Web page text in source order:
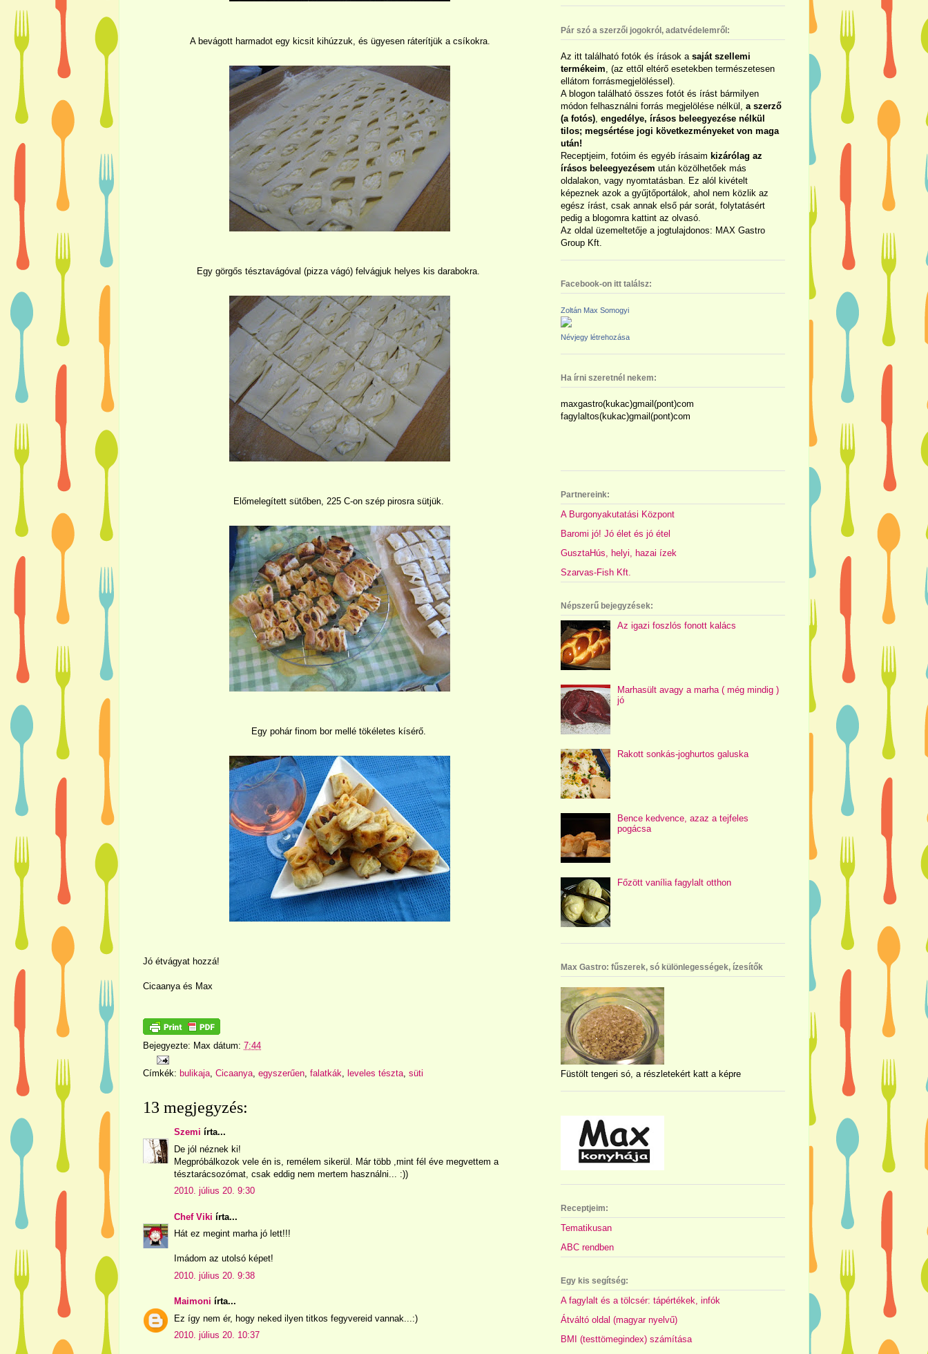
A bevágott harmadot egy kicsit kihúzzuk, és ügyesen ráterítjük a csíkokra.
Egy görgős tésztavágóval (pizza vágó) felvágjuk helyes kis darabokra.
Előmelegített sütőben, 225 C-on szép pirosra sütjük.
Egy pohár finom bor mellé tökéletes kísérő.
Jó étvágyat hozzá!
Cicaanya és Max
Bejegyezte: Max dátum: 7:44
Címkék: bulikaja, Cicaanya, egyszerűen, falatkák, leveles tészta, süti
13 megjegyzés:
Szemi írta...
De jól néznek ki!
Megpróbálkozok vele én is, remélem sikerül. Már több ,mint fél éve megvettem a
tésztarácsozómat, csak eddig nem mertem használni... :))
2010. július 20. 9:30
Chef Viki írta...
Hát ez megint marha jó lett!!!
Imádom az utolsó képet!
2010. július 20. 9:38
Maimoni írta...
Ez így nem ér, hogy neked ilyen titkos fegyvereid vannak...:)
2010. július 20. 10:37
Pár szó a szerzői jogokról, adatvédelemről:
Az itt található fotók és írások a saját szellemi
termékeim , (az ettől eltérő esetekben természetesen
ellátom forrásmegjelöléssel).
A blogon található összes fotót és írást bármilyen
módon felhasználni forrás megjelölése nélkül, a szerző
(a fotós) engedélye, írásos beleegyezése nélkül
tilos; megsértése jogi következményeket von maga
után!
Receptjeim, fotóim és egyéb írásaim kizárólag az
írásos beleegyezésem után közölhetőek más
oldalakon, vagy nyomtatásban. Ez alól kivételt
képeznek azok a gyűjtőportálok, ahol nem közlik az
egész írást, csak annak első pár sorát, folytatásért
pedig a blogomra kattint az olvasó.
Az oldal üzemeltetője a jogtulajdonos: MAX Gastro
Group Kft.
Facebook-on itt találsz:
Zoltán Max Somogyi
Névjegy létrehozása
Ha írni szeretnél nekem:
maxgastro(kukac)gmail(pont)com
fagylaltos(kukac)gmail(pont)com
Partnereink:
A Burgonyakutatási Központ
Baromi jó! Jó élet és jó étel
GusztaHús, helyi, hazai ízek
Szarvas-Fish Kft.
Népszerű bejegyzések:
Az igazi foszlós fonott kalács
Marhasült avagy a marha ( még mindig )
jó
Rakott sonkás-joghurtos galuska
Bence kedvence, azaz a tejfeles
pogácsa
Főzött vanília fagylalt otthon
Max Gastro: fűszerek, só különlegességek, ízesítők
Füstölt tengeri só, a részletekért katt a képre
Receptjeim:
Tematikusan
ABC rendben
Egy kis segítség:
A fagylalt és a tölcsér: tápértékek, infók
Átváltó oldal (magyar nyelvű)
BMI (testtömegindex) számítása